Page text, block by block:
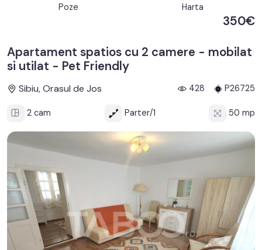
Poze Harta
350€
Apartament spatios cu 2 camere - mobilat
si utilat - Pet Friendly
Sibiu, Orasul de Jos 428 P26725
2 cam Parter/1 50 mp